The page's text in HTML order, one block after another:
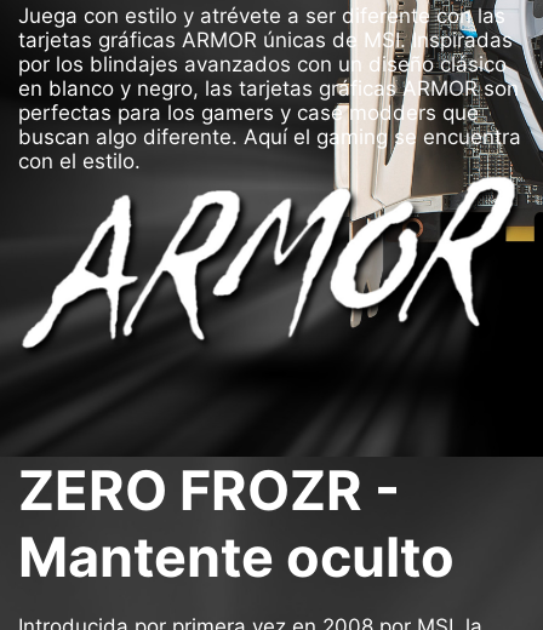
Juega con estilo y atrévete a ser diferente con las
tarjetas gráficas ARMOR únicas de MSI. Inspiradas
por los blindajes avanzados con un diseño clásico
en blanco y negro, las tarjetas gráficas ARMOR son
perfectas para los gamers y case modders que
buscan algo diferente. Aquí el gaming se encuentra
con el estilo.
ZERO FROZR -
Mantente oculto